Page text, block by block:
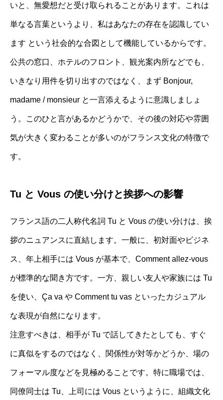
いと、無愛想だと受け取られることがあります。これは
単なる言葉というより、私はあなたの存在を認識してい
ます という社会的な合図として機能しているからです。
公共の窓口、ホテルのフロント、観光案内所などでも、
いきなり用件を切り出すのではなく、まず Bonjour,
madame / monsieur と一言添えるように意識しましょ
う。このひと言があるかどうかで、その後の対応や雰囲
気が大きく変わることが多いのがフランス文化の特徴で
す。
Tu と Vous の使い分けと挨拶への影響
フランス語の二人称代名詞 Tu と Vous の使い分けは、挨
拶のニュアンスに直結します。一般に、初対面やビジネ
ス、年上相手には Vous が基本で、Comment allez-vous
が標準的な聞き方です。一方、親しい友人や家族には Tu
を使い、Ça va や Comment tu vas といったカジュアル
な表現が自然になります。
注意すべきは、相手が Tu で話してきたとしても、すぐ
に真似をするのではなく、関係性が対等かどうか、場の
フォーマル度などを見極めることです。特に職場では、
同僚同士は Tu、上司には Vous というように、組織文化